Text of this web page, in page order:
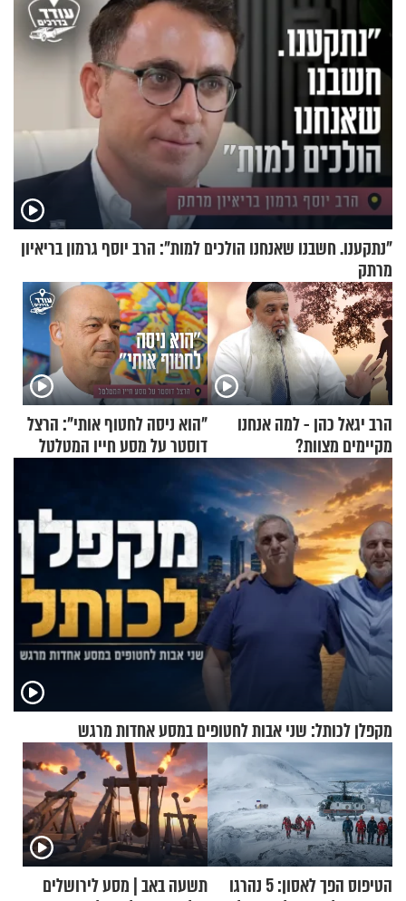
"נתקענו. חשבנו שאנחנו הולכים למות": הרב יוסף גרמון בריאיון
מרתק
הרב יגאל כהן - למה אנחנו
מקיימים מצוות?
"הוא ניסה לחטוף אותי": הרצל
דוסטר על מסע חייו המטלטל
מקפלן לכותל: שני אבות לחטופים במסע אחדות מרגש
הטיפוס הפך לאסון: 5 נהרגו
תשעה באב | מסע לירושלים